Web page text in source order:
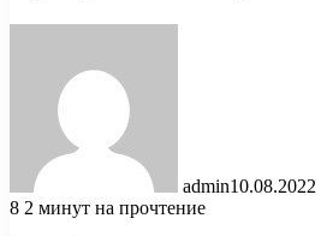
admin10.08.2022
8 2 минут на прочтение